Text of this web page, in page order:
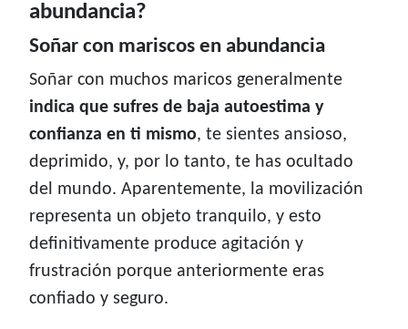
abundancia?
Soñar con mariscos en abundancia
Soñar con muchos maricos generalmente
indica que sufres de baja autoestima y
confianza en ti mismo, te sientes ansioso,
deprimido, y, por lo tanto, te has ocultado
del mundo. Aparentemente, la movilización
representa un objeto tranquilo, y esto
definitivamente produce agitación y
frustración porque anteriormente eras
confiado y seguro.